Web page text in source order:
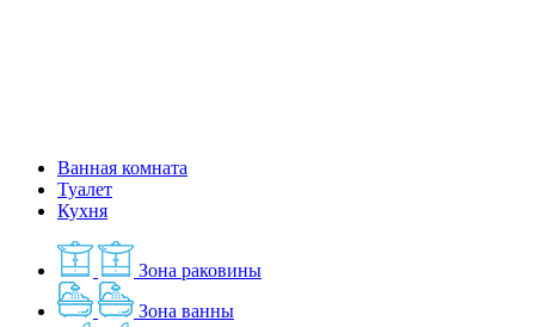
Ванная комната
Туалет
Кухня
Зона раковины
Зона ванны